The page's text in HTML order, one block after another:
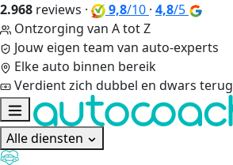
2.968 reviews · 9,8/10 · 4,8/5
Ontzorging van A tot Z
Jouw eigen team van auto-experts
Elke auto binnen bereik
Verdient zich dubbel en dwars terug
Alle diensten